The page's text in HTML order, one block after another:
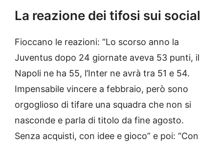
La reazione dei tifosi sui social
Fioccano le reazioni: “Lo scorso anno la
Juventus dopo 24 giornate aveva 53 punti, il
Napoli ne ha 55, l’Inter ne avrà tra 51 e 54.
Impensabile vincere a febbraio, però sono
orgoglioso di tifare una squadra che non si
nasconde e parla di titolo da fine agosto.
Senza acquisti, con idee e gioco” e poi: “Con